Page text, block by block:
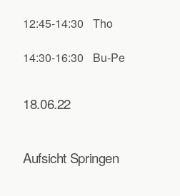
12:45-14:30 Tho
14:30-16:30 Bu-Pe
18.06.22
Aufsicht Springen